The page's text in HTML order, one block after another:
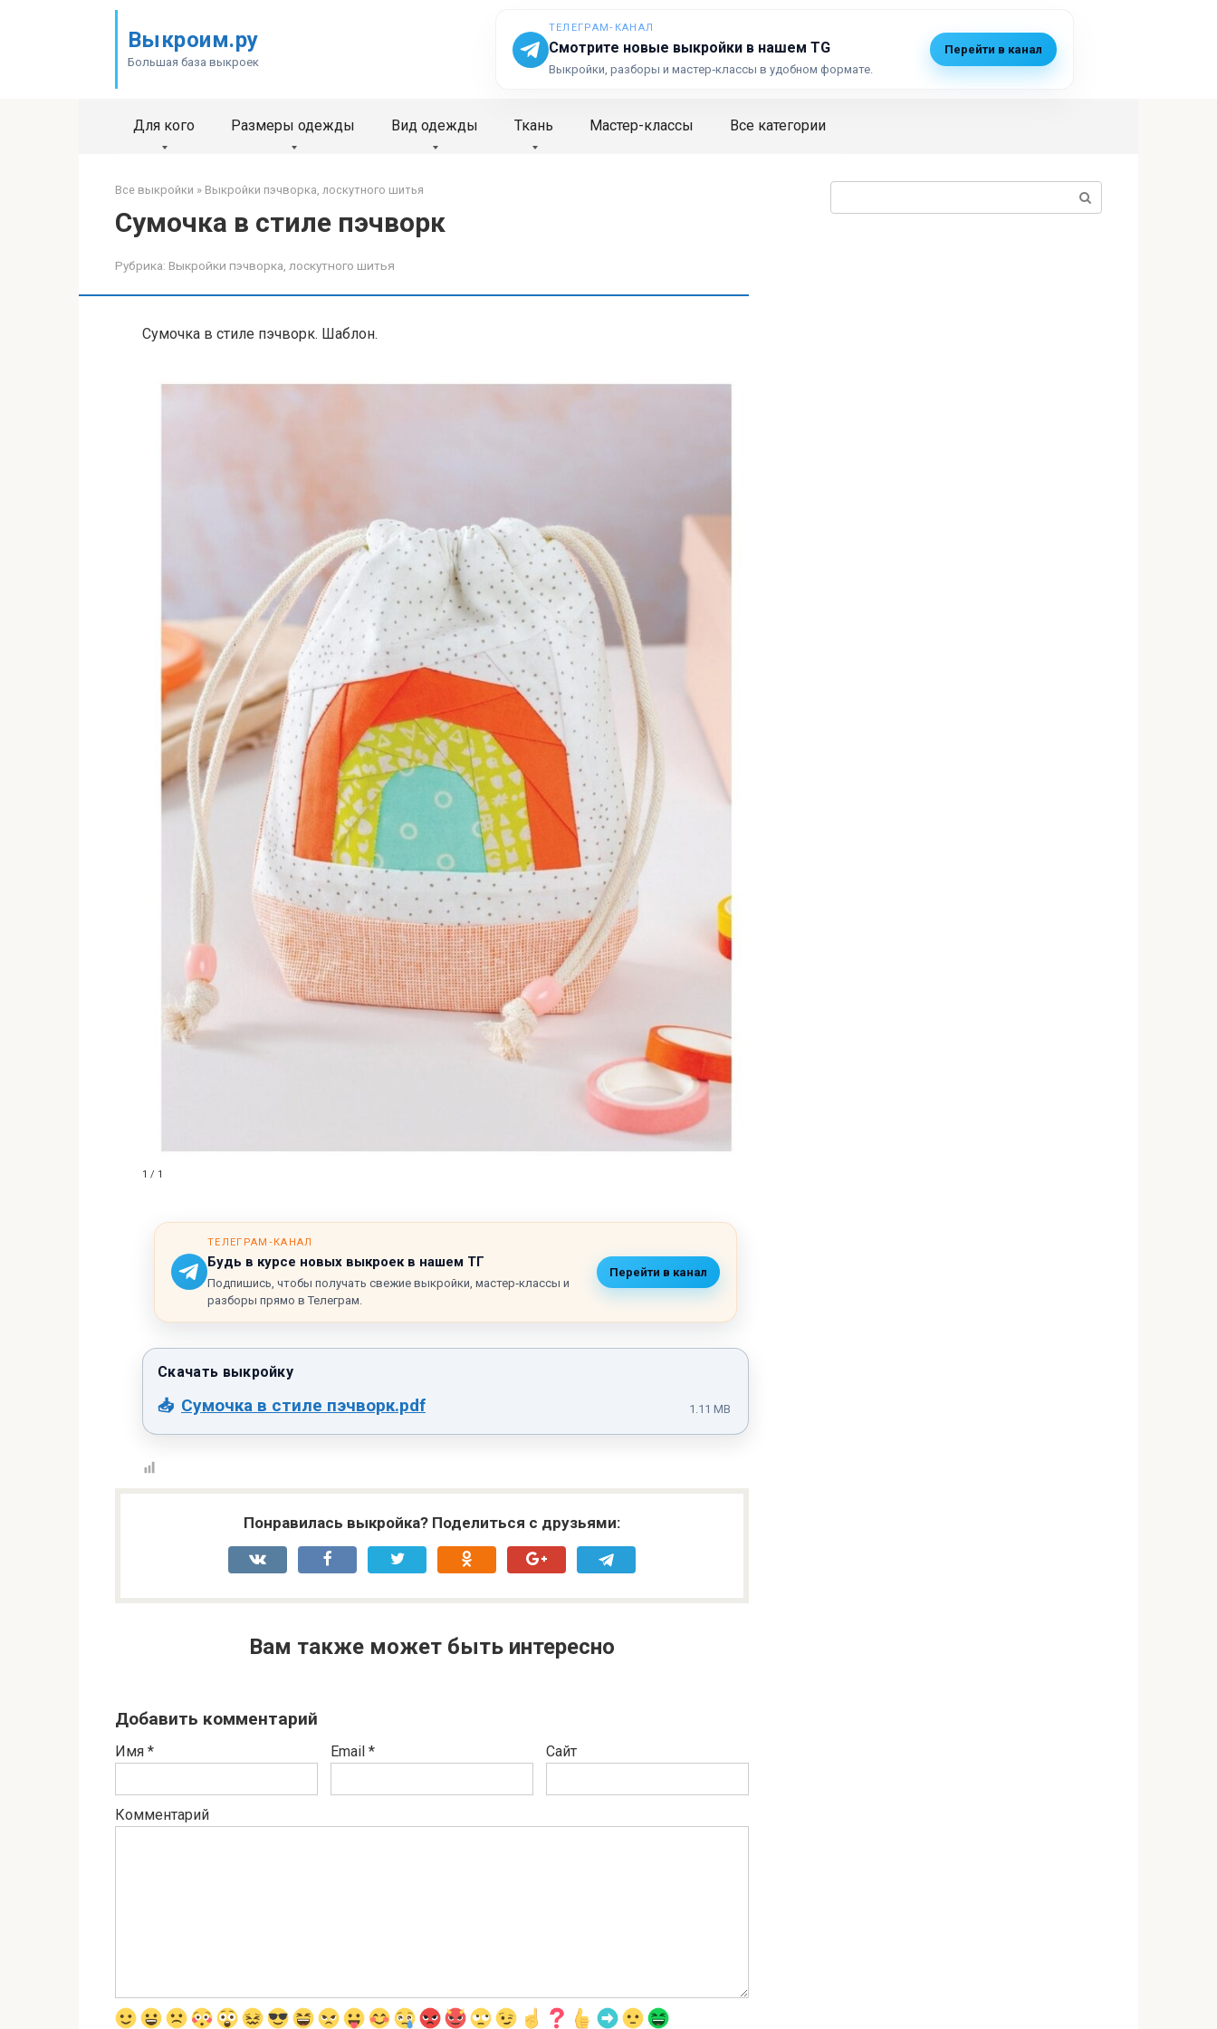
Выкроим.ру
Большая база выкроек
ТЕЛЕГРАМ‑КАНАЛ
Смотрите новые выкройки в нашем TG
Выкройки, разборы и мастер‑классы в удобном формате.
Перейти в канал
Для кого Размеры одежды Вид одежды Ткань Мастер-классы Все категории
Все выкройки » Выкройки пэчворка, лоскутного шитья
Сумочка в стиле пэчворк
Рубрика: Выкройки пэчворка, лоскутного шитья
Сумочка в стиле пэчворк. Шаблон.
1 / 1
ТЕЛЕГРАМ‑КАНАЛ
Будь в курсе новых выкроек в нашем ТГ
Подпишись, чтобы получать свежие выкройки, мастер‑классы и
разборы прямо в Телеграм.
Перейти в канал
Сумочка в стиле пэчворк.pdf 1.11 MB
Понравилась выкройка? Поделиться с друзьями:
Вам также может быть интересно
Добавить комментарий
Имя * Email * Сайт
Комментарий